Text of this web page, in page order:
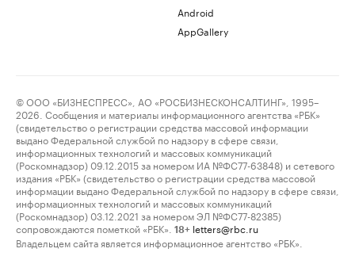
Android
AppGallery
© ООО «БИЗНЕСПРЕСС», АО «РОСБИЗНЕСКОНСАЛТИНГ», 1995–
2026. Сообщения и материалы информационного агентства «РБК»
(свидетельство о регистрации средства массовой информации
выдано Федеральной службой по надзору в сфере связи,
информационных технологий и массовых коммуникаций
(Роскомнадзор) 09.12.2015 за номером ИА №ФС77-63848) и сетевого
издания «РБК» (свидетельство о регистрации средства массовой
информации выдано Федеральной службой по надзору в сфере связи,
информационных технологий и массовых коммуникаций
(Роскомнадзор) 03.12.2021 за номером ЭЛ №ФС77-82385)
сопровождаются пометкой «РБК».
18+ letters@rbc.ru
Владельцем сайта является информационное агентство «РБК».